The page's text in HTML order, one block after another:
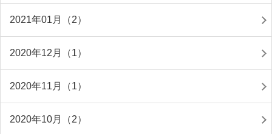
2021年01月（2）
2020年12月（1）
2020年11月（1）
2020年10月（2）